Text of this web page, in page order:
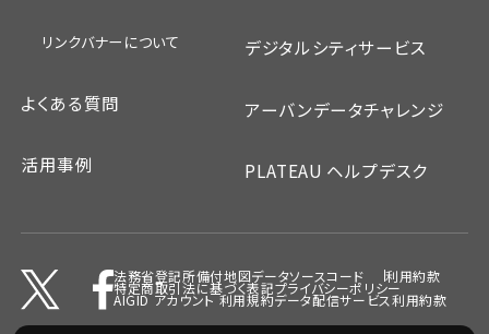
リンクバナーについて
よくある質問
活用事例
デジタルシティサービス
アーバンデータチャレンジ
PLATEAU ヘルプデスク
法務省登記所備付地図データソースコード 利用約款
特定商取引法に基づく表記プライバシーポリシー
AIGID アカウント 利用規約データ配信サービス利用約款